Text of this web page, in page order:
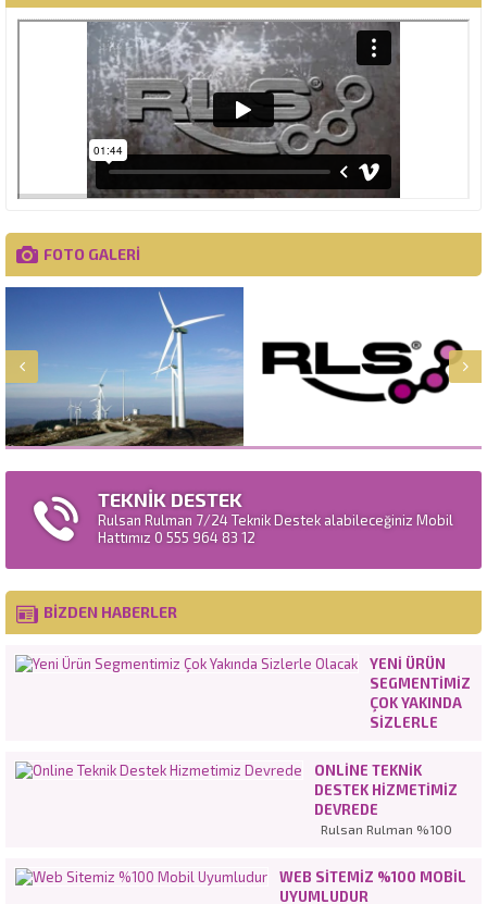
FOTO GALERİ
TEKNİK DESTEK
Rulsan Rulman 7/24 Teknik Destek alabileceğiniz Mobil
Hattımız 0 555 964 83 12
BİZDEN HABERLER
YENI ÜRÜN
SEGMENTIMIZ
ÇOK YAKINDA
SIZLERLE
ONLINE TEKNIK
DESTEK HIZMETIMIZ
DEVREDE
Rulsan Rulman %100
memnuniyetinden
hareketle en iyi hizmeti
WEB SITEMIZ %100 MOBIL
UYUMLUDUR